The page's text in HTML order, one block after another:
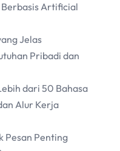
Artificial
Jelas
Pribadi dan
dari 50 Bahasa
Alur Kerja
Pesan Penting